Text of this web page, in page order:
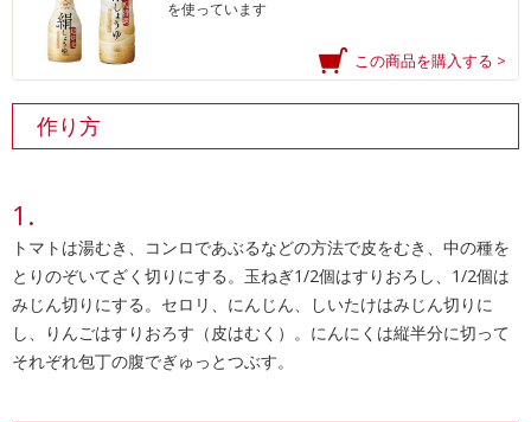
を使っています
この商品を購入する >
作り方
トマトは湯むき、コンロであぶるなどの方法で皮をむき、中の種を
とりのぞいてざく切りにする。玉ねぎ1/2個はすりおろし、1/2個は
みじん切りにする。セロリ、にんじん、しいたけはみじん切りに
し、りんごはすりおろす（皮はむく）。にんにくは縦半分に切って
それぞれ包丁の腹でぎゅっとつぶす。